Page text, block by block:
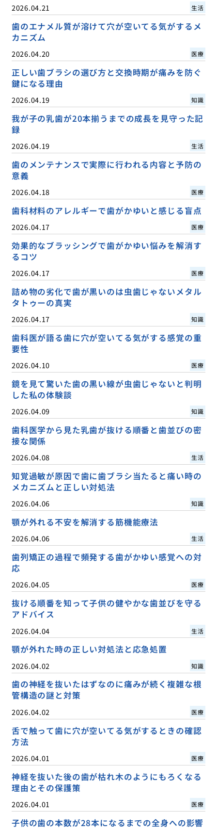
2026.04.21 生活
歯のエナメル質が溶けて穴が空いてる気がするメ
カニズム
2026.04.20 医療
正しい歯ブラシの選び方と交換時期が痛みを防ぐ
鍵になる理由
2026.04.19 知識
我が子の乳歯が20本揃うまでの成長を見守った記
録
2026.04.19 生活
歯のメンテナンスで実際に行われる内容と予防の
意義
2026.04.18 医療
歯科材料のアレルギーで歯がかゆいと感じる盲点
2026.04.17 医療
効果的なブラッシングで歯がかゆい悩みを解消す
るコツ
2026.04.17 医療
詰め物の劣化で歯が黒いのは虫歯じゃないメタル
タトゥーの真実
2026.04.17 知識
歯科医が語る歯に穴が空いてる気がする感覚の重
要性
2026.04.10 医療
鏡を見て驚いた歯の黒い線が虫歯じゃないと判明
した私の体験談
2026.04.09 知識
歯科医学から見た乳歯が抜ける順番と歯並びの密
接な関係
2026.04.08 生活
知覚過敏が原因で歯に歯ブラシ当たると痛い時の
メカニズムと正しい対処法
2026.04.06 知識
顎が外れる不安を解消する筋機能療法
2026.04.06 生活
歯列矯正の過程で頻発する歯がかゆい感覚への対
応
2026.04.05 医療
抜ける順番を知って子供の健やかな歯並びを守る
アドバイス
2026.04.04 生活
顎が外れた時の正しい対処法と応急処置
2026.04.02 知識
歯の神経を抜いたはずなのに痛みが続く複雑な根
管構造の謎と対策
2026.04.02 医療
舌で触って歯に穴が空いてる気がするときの確認
方法
2026.04.01 医療
神経を抜いた後の歯が枯れ木のようにもろくなる
理由とその保護策
2026.04.01 医療
子供の歯の本数が28本になるまでの全身への影響